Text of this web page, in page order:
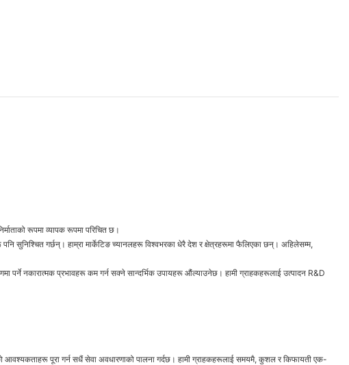
रूपमा व्यापक रूपमा परिचित छ।
सुनिश्चित गर्छन्। हाम्रा मार्केटिङ च्यानलहरू विश्वभरका धेरै देश र क्षेत्रहरूमा फैलिएका छन्। अहिलेसम्म,
पर्ने नकारात्मक प्रभावहरू कम गर्न सक्ने सान्दर्भिक उपायहरू औंल्याउनेछ। हामी ग्राहकहरूलाई उत्पादन R&D
आवश्यकताहरू पूरा गर्न सधैं सेवा अवधारणाको पालना गर्दछ। हामी ग्राहकहरूलाई समयमै, कुशल र किफायती एक-